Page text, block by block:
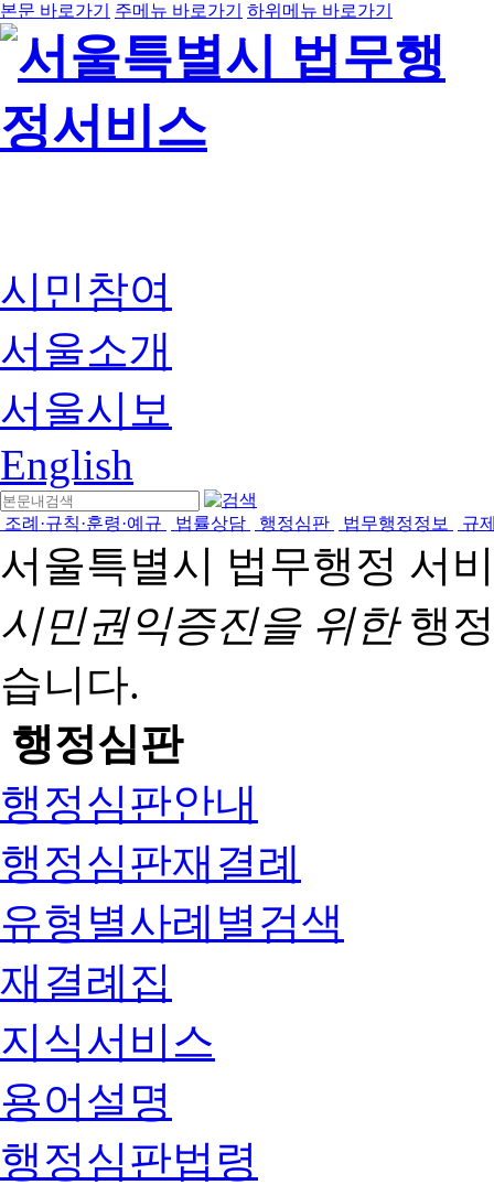
본문 바로가기 주메뉴 바로가기 하위메뉴 바로가기
시민참여
서울소개
서울시보
English
조례·규칙·훈령·예규 법률상담 행정심판 법무행정정보 규
서울특별시 법무행정 서
시민권익증진을 위한행
습니다.
행정심판
행정심판안내
행정심판재결례
유형별사례별검색
재결례집
지식서비스
용어설명
행정심판법령